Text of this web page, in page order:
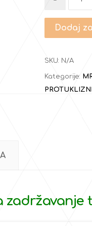
Dodaj
SKU: N/A
Kategorije: